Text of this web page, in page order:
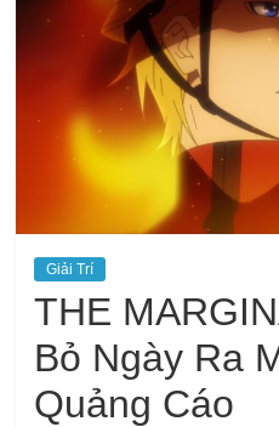
Giải Trí
THE
Bỏ Ngày Ra
Quảng Cáo